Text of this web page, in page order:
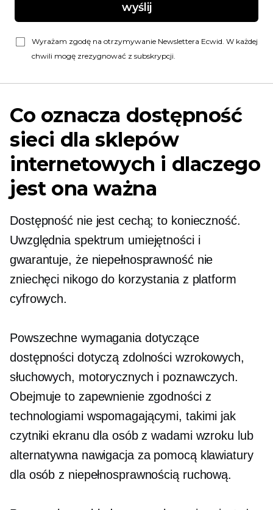
wyślij
Wyrażam zgodę na otrzymywanie Newslettera Ecwid. W każdej
chwili mogę zrezygnować z subskrypcji.
Co oznacza dostępność
sieci dla sklepów
internetowych i dlaczego
jest ona ważna
Dostępność nie jest cechą; to konieczność.
Uwzględnia spektrum umiejętności i
gwarantuje, że niepełnosprawność nie
zniechęci nikogo do korzystania z platform
cyfrowych.
Powszechne wymagania dotyczące
dostępności dotyczą zdolności wzrokowych,
słuchowych, motorycznych i poznawczych.
Obejmuje to zapewnienie zgodności z
technologiami wspomagającymi, takimi jak
czytniki ekranu dla osób z wadami wzroku lub
alternatywna nawigacja za pomocą klawiatury
dla osób z niepełnosprawnością ruchową.